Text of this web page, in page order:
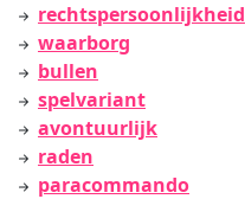
rechtspersoonlijkheid
waarborg
bullen
spelvariant
avontuurlijk
raden
paracommando